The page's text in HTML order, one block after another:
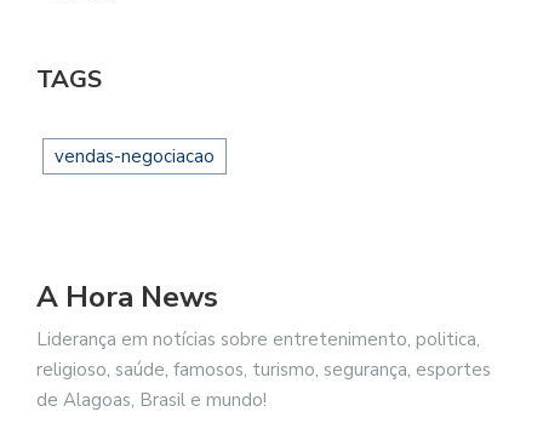
TAGS
vendas-negociacao
A Hora News
Liderança em notícias sobre entretenimento, politica,
religioso, saúde, famosos, turismo, segurança, esportes
de Alagoas, Brasil e mundo!